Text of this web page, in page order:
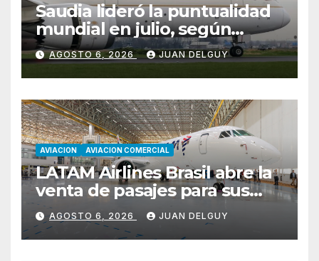
Saudia lideró la puntualidad
mundial en julio, según
Cirium
AGOSTO 6, 2026 JUAN DELGUY
AVIACION AVIACION COMERCIAL
LATAM Airlines Brasil abre la
venta de pasajes para sus
nuevos Embraer E195-E2 y
anuncia la expansión de su
red
AGOSTO 6, 2026 JUAN DELGUY